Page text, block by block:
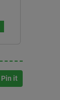
Pin it